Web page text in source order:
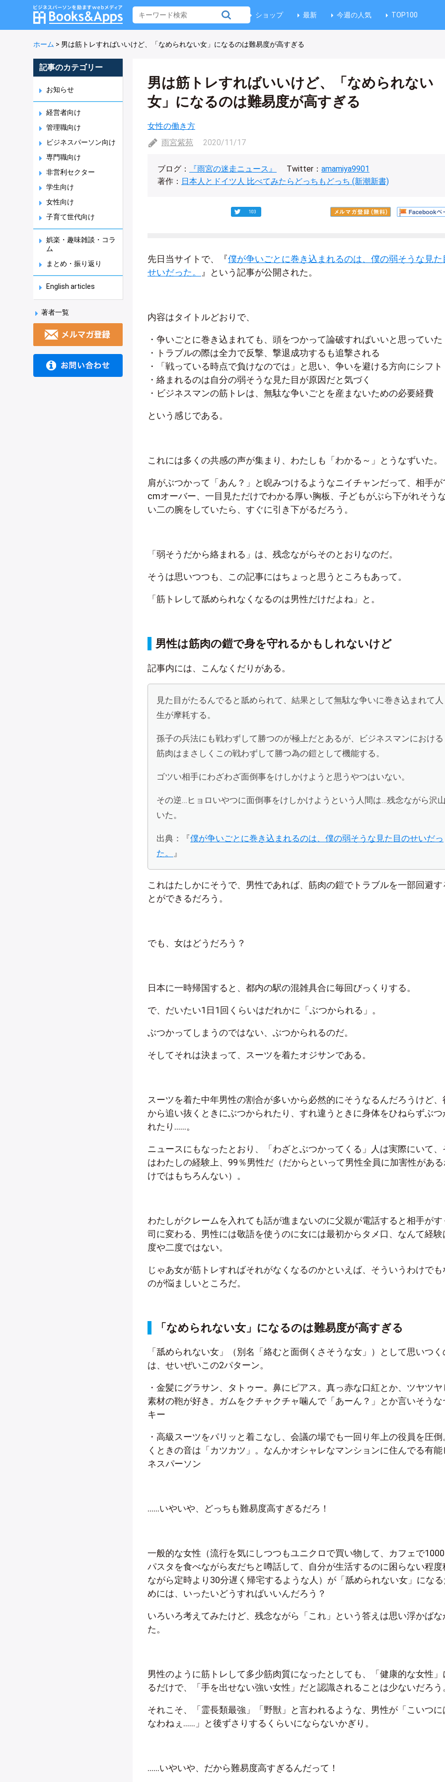
ショップ 最新 今週の人気 TOP100
ホーム > 男は筋トレすればいいけど、「なめられない女」になるのは難易度が高すぎる
記事のカテゴリー
お知らせ
経営者向け
管理職向け
ビジネスパーソン向け
専門職向け
非営利セクター
学生向け
女性向け
子育て世代向け
娯楽・趣味雑談・コラ
ム
まとめ・振り返り
English articles
著者一覧
男は筋トレすればいいけど、「なめられない
女」になるのは難易度が高すぎる
女性の働き方
雨宮紫苑
2020/11/17
ブログ： 『雨宮の迷走ニュース』 Twitter： amamiya9901
著作： 日本人とドイツ人 比べてみたらどっちもどっち (新潮新書)
103
先日当サイトで、『僕が争いごとに巻き込まれるのは、僕の弱そうな見た
せいだった。
』という記事が公開された。
内容はタイトルどおりで、
・争いごとに巻き込まれても、頭をつかって論破すればいいと思っていた
・トラブルの際は全力で反撃、撃退成功するも追撃される
・「戦っている時点で負けなのでは」と思い、争いを避ける方向にシフト
・絡まれるのは自分の弱そうな見た目が原因だと気づく
・ビジネスマンの筋トレは、無駄な争いごとを産まないための必要経費
という感じである。
これには多くの共感の声が集まり、わたしも「わかる～」とうなずいた。
肩がぶつかって「あん？」と睨みつけるようなニイチャンだって、相手が
cmオーバー、一目見ただけでわかる厚い胸板、子どもがぶら下がれそう
い二の腕をしていたら、すぐに引き下がるだろう。
「弱そうだから絡まれる」は、残念ながらそのとおりなのだ。
そうは思いつつも、この記事にはちょっと思うところもあって。
「筋トレして舐められなくなるのは男性だけだよね」と。
男性は筋肉の鎧で身を守れるかもしれないけど
記事内には、こんなくだりがある。
見た目がたるんでると舐められて、結果として無駄な争いに巻き込まれて人
生が摩耗する。
孫子の兵法にも戦わずして勝つのが極上だとあるが、ビジネスマンにおける
筋肉はまさしくこの戦わずして勝つ為の鎧として機能する。
ゴツい相手にわざわざ面倒事をけしかけようと思うやつはいない。
その逆…ヒョロいやつに面倒事をけしかけようという人間は…残念ながら沢
いた。
出典：『僕が争いごとに巻き込まれるのは、僕の弱そうな見た目のせいだっ
た。
』
これはたしかにそうで、男性であれば、筋肉の鎧でトラブルを一部回避す
とができるだろう。
でも、女はどうだろう？
日本に一時帰国すると、都内の駅の混雑具合に毎回びっくりする。
で、だいたい1日1回くらいはだれかに「ぶつかられる」。
ぶつかってしまうのではない、ぶつかられるのだ。
そしてそれは決まって、スーツを着たオジサンである。
スーツを着た中年男性の割合が多いから必然的にそうなるんだろうけど、
から追い抜くときにぶつかられたり、すれ違うときに身体をひねらずぶつ
れたり……。
ニュースにもなったとおり、「わざとぶつかってくる」人は実際にいて、
はわたしの経験上、99％男性だ（だからといって男性全員に加害性があ
けではもちろんない）。
わたしがクレームを入れても話が進まないのに父親が電話すると相手がす
司に変わる、男性には敬語を使うのに女には最初からタメ口、なんて経験
度や二度ではない。
じゃあ女が筋トレすればそれがなくなるのかといえば、そういうわけでも
のが悩ましいところだ。
「なめられない女」になるのは難易度が高すぎる
「舐められない女」（別名「絡むと面倒くさそうな女」）として思いつく
は、せいぜいこの2パターン。
・金髪にグラサン、タトゥー。鼻にピアス。真っ赤な口紅とか、ツヤツヤ
素材の鞄が好き。ガムをクチャクチャ噛んで「あーん？」とか言いそうな
キー
・高級スーツをパリッと着こなし、会議の場でも一回り年上の役員を圧倒
くときの音は「カツカツ」。なんかオシャレなマンションに住んでる有能
ネスパーソン
……いやいや、どっちも難易度高すぎるだろ！
一般的な女性（流行を気にしつつもユニクロで買い物して、カフェで
パスタを食べながら友だちと噂話して、自分が生活するのに困らない程度
ながら定時より30分遅く帰宅するような人）が「舐められない女」にな
めには、いったいどうすればいいんだろう？
いろいろ考えてみたけど、残念ながら「これ」という答えは思い浮かばな
た。
男性のように筋トレして多少筋肉質になったとしても、「健康的な女性」
るだけで、「手を出せない強い女性」だと認識されることは少ないだろう
それこそ、「霊長類最強」「野獣」と言われるような、男性が「こいつに
なわねぇ……」と後ずさりするくらいにならないかぎり。
……いやいや、だから難易度高すぎるんだって！